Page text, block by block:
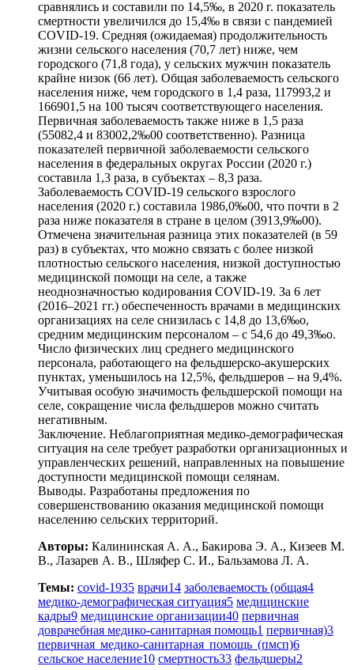
сравнялись и составили по 14,5‰, в 2020 г. показатель
смертности увеличился до 15,4‰ в связи с пандемией
COVID‑19. Средняя (ожидаемая) продолжительность
жизни сельского населения (70,7 лет) ниже, чем
городского (71,8 года), у сельских мужчин показатель
крайне низок (66 лет). Общая заболеваемость сельского
населения ниже, чем городского в 1,4 раза, 117993,2 и
166901,5 на 100 тысяч соответствующего населения.
Первичная заболеваемость также ниже в 1,5 раза
(55082,4 и 83002,2‰00 соответственно). Разница
показателей первичной заболеваемости сельского
населения в федеральных округах России (2020 г.)
составила 1,3 раза, в субъектах – 8,3 раза.
Заболеваемость COVID‑19 сельского взрослого
населения (2020 г.) составила 1986,0‰00, что почти в 2
раза ниже показателя в стране в целом (3913,9‰00).
Отмечена значительная разница этих показателей (в 59
раз) в субъектах, что можно связать с более низкой
плотностью сельского населения, низкой доступностью
медицинской помощи на селе, а также
неоднозначностью кодирования COVID‑19. За 6 лет
(2016–2021 гг.) обеспеченность врачами в медицинских
организациях на селе снизилась с 14,8 до 13,6‰о,
средним медицинским персоналом – с 54,6 до 49,3‰о.
Число физических лиц среднего медицинского
персонала, работающего на фельдшерско-акушерских
пунктах, уменьшилось на 12,5%, фельдшеров – на 9,4%.
Учитывая особую значимость фельдшерской помощи на
селе, сокращение числа фельдшеров можно считать
негативным.
Заключение. Неблагоприятная медико-демографическая
ситуация на селе требует разработки организационных и
управленческих решений, направленных на повышение
доступности медицинской помощи селянам.
Выводы. Разработаны предложения по
совершенствованию оказания медицинской помощи
населению сельских территорий.
Авторы: Калининская А. А., Бакирова Э. А., Кизеев М.
В., Лазарев А. В., Шляфер С. И., Бальзамова Л. А.
Темы: covid-1935 врачи14 заболеваемость (общая4
медико-демографическая ситуация5 медицинские
кадры9 медицинские организации40 первичная
доврачебная медико-санитарная помощь1 первичная)3
первичная медико-санитарная помощь (пмсп)6
сельское население10 смертность33 фельдшеры2